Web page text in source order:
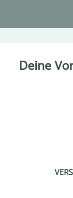
Deine